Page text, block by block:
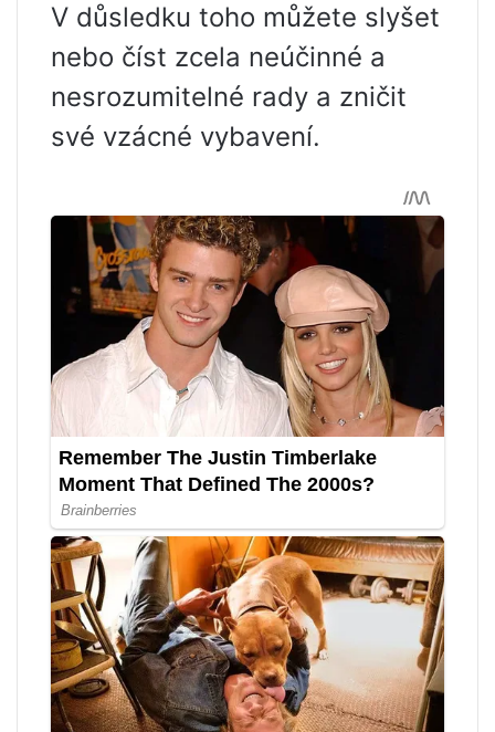
V důsledku toho můžete slyšet
nebo číst zcela neúčinné a
nesrozumitelné rady a zničit
své vzácné vybavení.